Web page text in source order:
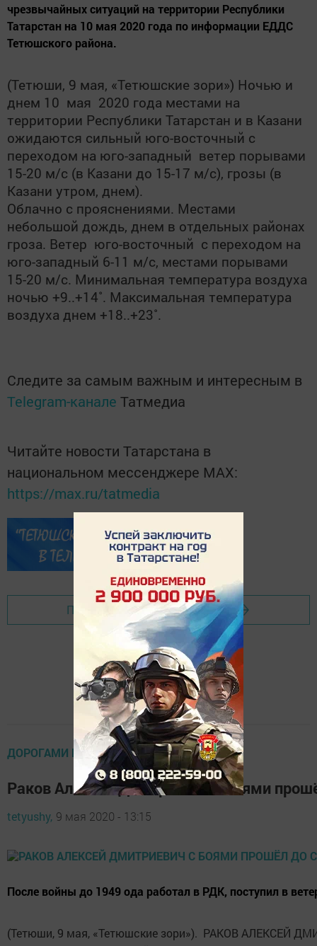
чрезвычайных ситуаций на территории Республики
Татарстан на 10 мая 2020 года по информации ЕДДС
Тетюшского района.
(Тетюши, 9 мая, «Тетюшские зори») Ночью и
днем 10 мая 2020 года местами на
территории Республики Татарстан и в Казани
ожидаются сильный юго-восточный с
переходом на юго-западный ветер порывами
15-20 м/с (в Казани до 15-17 м/с), грозы (в
Казани утром, днем).
Облачно с прояснениями. Местами
небольшой дождь, днем в отдельных районах
гроза. Ветер юго-восточный с переходом на
юго-западный 6-11 м/с, местами порывами
15-20 м/с. Минимальная температура воздуха
ночью +9..+14˚. Максимальная температура
воздуха днем +18..+23˚.
Следите за самым важным и интересным в
Telegram-канале Татмедиа
Читайте новости Татарстана в
национальном мессенджере MАХ:
https://max.ru/tatmedia
Перейти на страницу новости
ДОРОГАМИ ПОБЕДЫ
Раков Алексей Дмитриевич с боями
tetyushy, 9 мая 2020 - 13:15
После войны до 1949 ода работал в РДК, поступил в
(Тетюши, 9 мая, «Тетюшские зори»). РАКОВ АЛЕКСЕЙ